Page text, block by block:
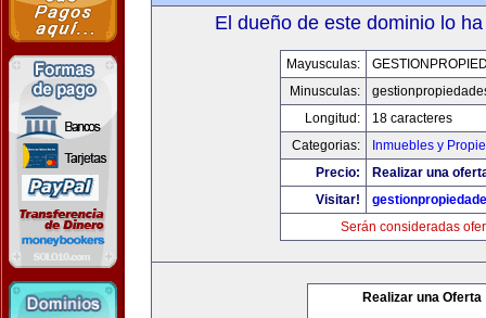
El dueño de este dominio lo
Mayusculas:
Minusculas:
Longitud:
18 caracteres
Categorias:
Inmuebles y
Precio:
Realizar una
Visitar!
Serán consideradas
Realizar una Oferta